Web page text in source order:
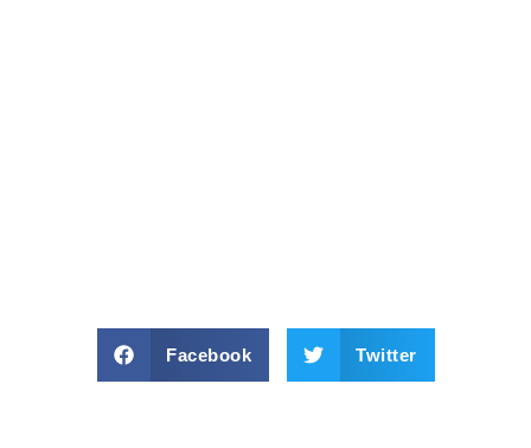
Facebook Twitter